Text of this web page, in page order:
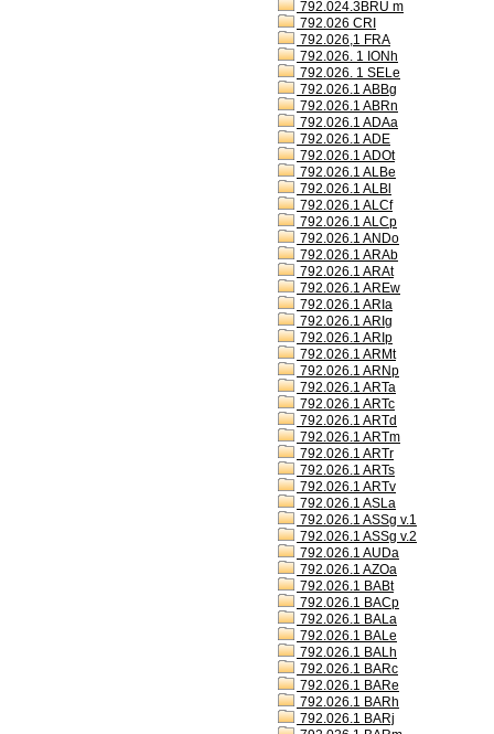
792.024.3BRU m
792.026 CRI
792.026,1 FRA
792.026. 1 IONh
792.026. 1 SELe
792.026.1 ABBg
792.026.1 ABRn
792.026.1 ADAa
792.026.1 ADE
792.026.1 ADOt
792.026.1 ALBe
792.026.1 ALBl
792.026.1 ALCf
792.026.1 ALCp
792.026.1 ANDo
792.026.1 ARAb
792.026.1 ARAt
792.026.1 AREw
792.026.1 ARIa
792.026.1 ARIg
792.026.1 ARIp
792.026.1 ARMt
792.026.1 ARNp
792.026.1 ARTa
792.026.1 ARTc
792.026.1 ARTd
792.026.1 ARTm
792.026.1 ARTr
792.026.1 ARTs
792.026.1 ARTv
792.026.1 ASLa
792.026.1 ASSg v.1
792.026.1 ASSg v.2
792.026.1 AUDa
792.026.1 AZOa
792.026.1 BABt
792.026.1 BACp
792.026.1 BALa
792.026.1 BALe
792.026.1 BALh
792.026.1 BARc
792.026.1 BARe
792.026.1 BARh
792.026.1 BARj